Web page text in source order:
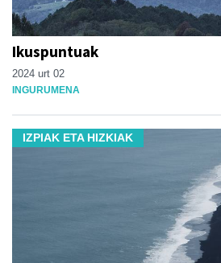
Ikuspuntuak
2024 urt 02
INGURUMENA
IZPIAK ETA HIZKIAK